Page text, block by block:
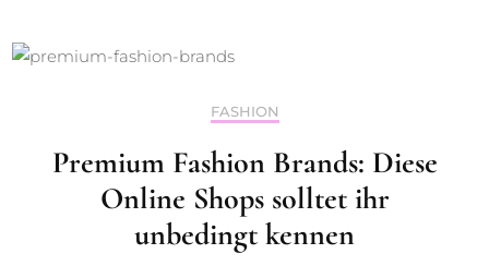
FASHION
Premium Fashion Brands: Diese
Online Shops solltet ihr
unbedingt kennen